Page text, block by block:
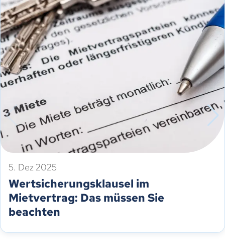
5. Dez 2025
Wertsicherungsklausel im
Mietvertrag: Das müssen Sie
beachten